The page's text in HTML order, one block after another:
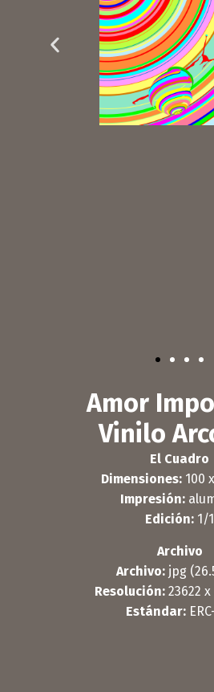
Amor
Vinilo
El Cuadro
Dimensiones:100
Impresión:
Edición: 1/1
Archivo
Archivo:jpg
Resolución: 23622
Estándar: